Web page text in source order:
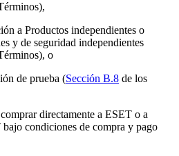
a Productos independientes o
y de seguridad independientes
o
de prueba (Sección B.8 de los
directamente a ESET o a
condiciones de compra y pago